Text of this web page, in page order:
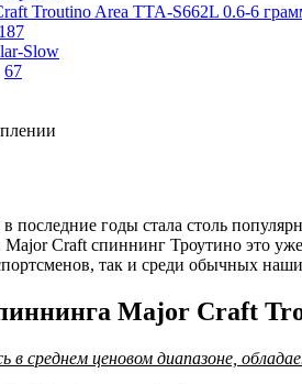
Troutino Area TTA-S662L 0.6-6
187
Slow
67
последние годы стала столь
Craft спиннинг Троутино это
так и среди обычных
Major Craft
в среднем ценовом диапазоне,